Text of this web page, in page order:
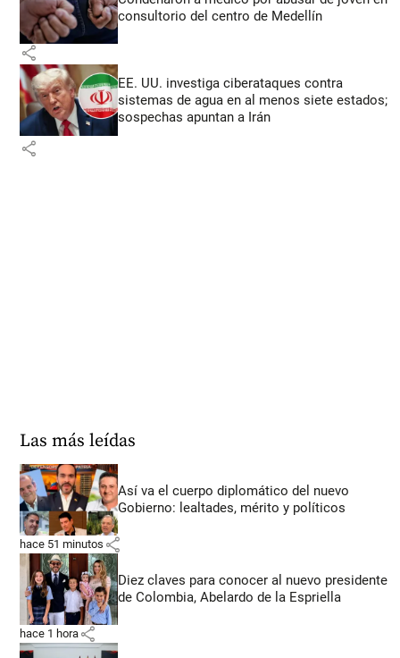
consultorio del centro de Medellín
share
EE. UU. investiga ciberataques contra
sistemas de agua en al menos siete estados;
sospechas apuntan a Irán
share
Las más leídas
Así va el cuerpo diplomático del nuevo
Gobierno: lealtades, mérito y políticos
hace 51 minutos share
Diez claves para conocer al nuevo presidente
de Colombia, Abelardo de la Espriella
hace 1 hora share